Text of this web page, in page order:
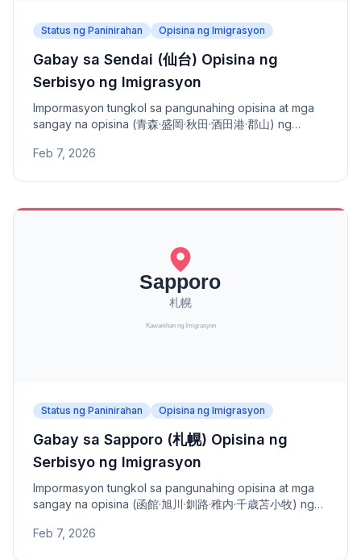
Status ng Paninirahan Opisina ng Imigrasyon
Gabay sa Sendai (仙台) Opisina ng
Serbisyo ng Imigrasyon
Impormasyon tungkol sa pangunahing opisina at mga
sangay na opisina (青森·盛岡·秋田·酒田港·郡山) ng
numero ng telepono, at saklaw na lugar.
Feb 7, 2026
Status ng Paninirahan Opisina ng Imigrasyon
Gabay sa Sapporo (札幌) Opisina ng
Serbisyo ng Imigrasyon
Impormasyon tungkol sa pangunahing opisina at mga
sangay na opisina (函館·旭川·釧路·稚内·千歳苫小牧) ng
numero ng telepono, at saklaw na lugar.
Feb 7, 2026